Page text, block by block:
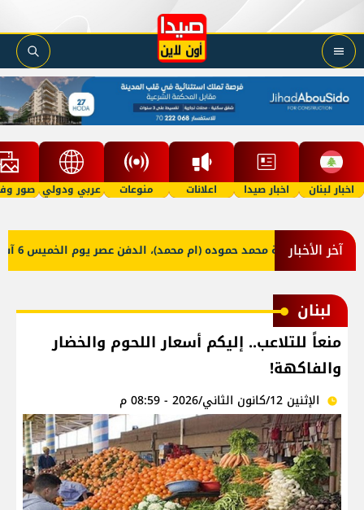
اخبار لبنان اخبار صيدا اعلانات منوعات عربي ودولي صور
آخر الأخبار
الحاجة رقية محمد حموده (ام محمد)، الدفن عصر يوم الخميس 6 آب 2026
لبنان
منعاً للتلاعب.. إليكم أسعار اللحوم والخضار
والفاكهة!
الإثنين 12/كانون الثاني/2026 - 08:59 م